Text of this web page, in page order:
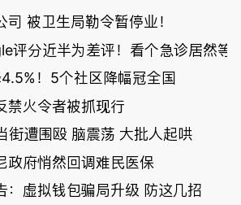
被卫生局勒令暂停业！
评分近半为差评！看个急诊居然等
！5个社区降幅冠全国
禁火令者被抓现行
街遭围殴 脑震荡 大批人起哄
政府悄然回调难民医保
：虚拟钱包骗局升级 防这几招